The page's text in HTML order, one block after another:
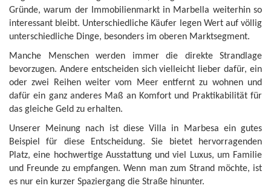
Gründe, warum der Immobilienmarkt in Marbella weiterhin so
interessant bleibt. Unterschiedliche Käufer legen Wert auf völlig
unterschiedliche Dinge, besonders im oberen Marktsegment.
Manche Menschen werden immer die direkte Strandlage
bevorzugen. Andere entscheiden sich vielleicht lieber dafür, ein
oder zwei Reihen weiter vom Meer entfernt zu wohnen und
dafür ein ganz anderes Maß an Komfort und Praktikabilität für
das gleiche Geld zu erhalten.
Unserer Meinung nach ist diese Villa in Marbesa ein gutes
Beispiel für diese Entscheidung. Sie bietet hervorragenden
Platz, eine hochwertige Ausstattung und viel Luxus, um Familie
und Freunde zu empfangen. Wenn man zum Strand möchte, ist
es nur ein kurzer Spaziergang die Straße hinunter.